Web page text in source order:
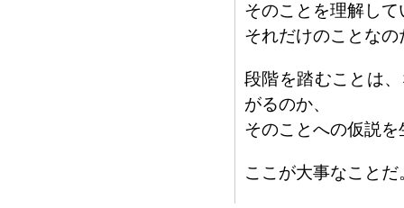
そのことを理解し
それだけのことなの
段階を踏むことは
がるのか、
そのことへの仮説
ここが大事なことだ